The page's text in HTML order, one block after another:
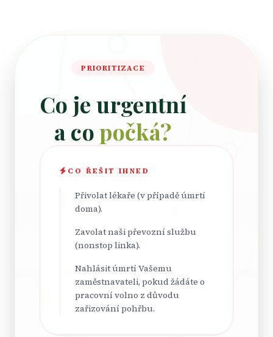
PRIORITIZACE
Co je urgentní
a copočká?
CO ŘEŠIT IHNED
Přivolat lékaře (v případě úmrtí
doma).
Zavolat naši převozní službu
(nonstop linka).
Nahlásit úmrtí Vašemu
zaměstnavateli, pokud žádáte o
pracovní volno z důvodu
zařizování pohřbu.